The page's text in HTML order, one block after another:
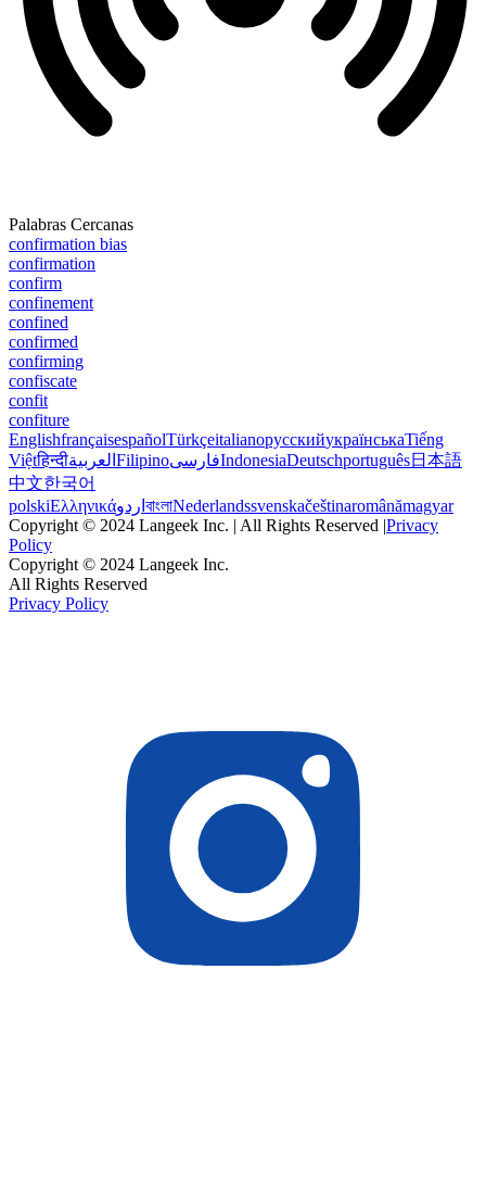
Palabras Cercanas
confirmation bias
confirmation
confirm
confinement
confined
confirmed
confirming
confiscate
confit
confiture
EnglishfrançaisespañolTürkçeitalianoрусскийукраїнськаTiếng
Việtहिन्दीالعربية FilipinoفارسیIndonesiaDeutschportuguês日本語
中文한국어
polskiΕλληνικάاردو বাংলাNederlandssvenskačeštinaromânămagyar
Copyright © 2024 Langeek Inc. | All Rights Reserved |Privacy
Policy
Copyright © 2024 Langeek Inc.
All Rights Reserved
Privacy Policy